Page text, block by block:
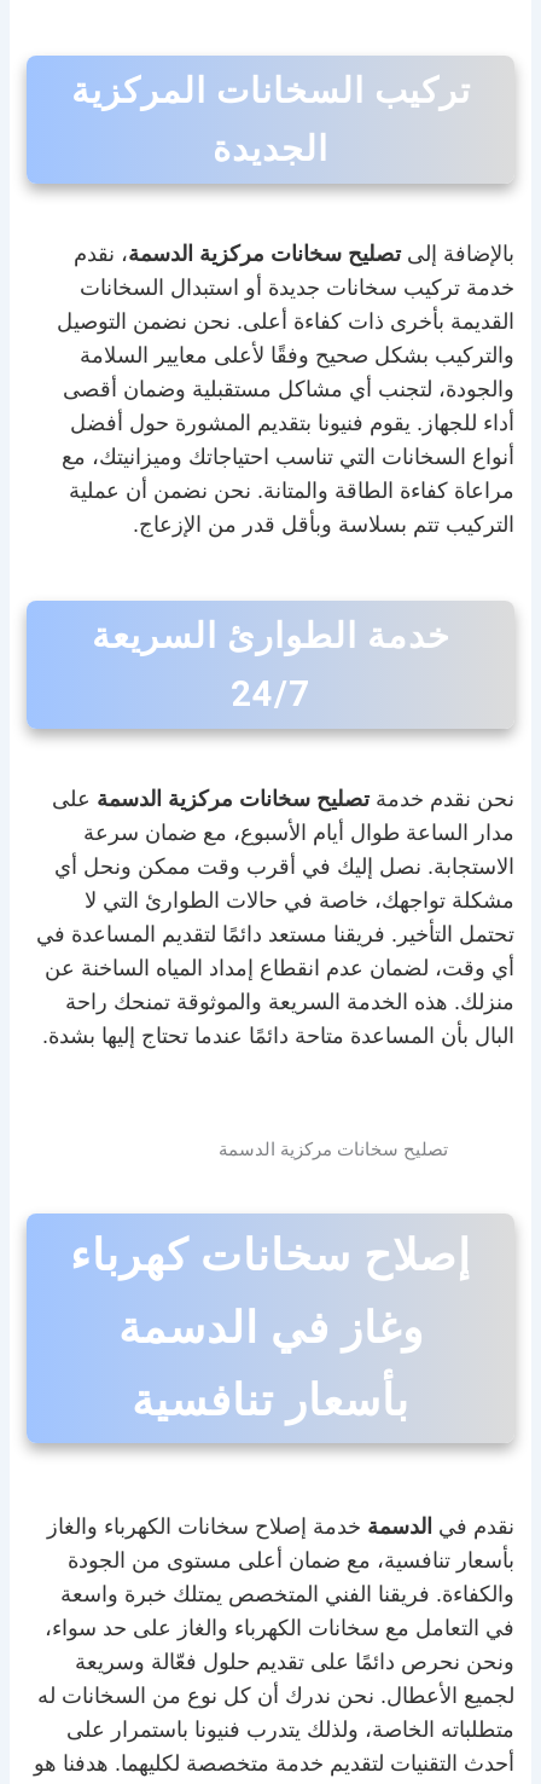
تركيب السخانات المركزية
الجديدة
بالإضافة إلىتصليح سخانات مركزية الدسمة، نقدم
خدمة تركيب سخانات جديدة أو استبدال السخانات
القديمة بأخرى ذات كفاءة أعلى. نحن نضمن التوصيل
والتركيب بشكل صحيح وفقًا لأعلى معايير السلامة
والجودة، لتجنب أي مشاكل مستقبلية وضمان أقصى
أداء للجهاز. يقوم فنيونا بتقديم المشورة حول أفضل
أنواع السخانات التي تناسب احتياجاتك وميزانيتك، مع
مراعاة كفاءة الطاقة والمتانة. نحن نضمن أن عملية
التركيب تتم بسلاسة وبأقل قدر من الإزعاج.
خدمة الطوارئ السريعة
24/7
نحن نقدم خدمةتصليح سخانات مركزية الدسمة على
مدار الساعة طوال أيام الأسبوع، مع ضمان سرعة
الاستجابة. نصل إليك في أقرب وقت ممكن ونحل أي
مشكلة تواجهك، خاصة في حالات الطوارئ التي لا
تحتمل التأخير. فريقنا مستعد دائمًا لتقديم المساعدة في
أي وقت، لضمان عدم انقطاع إمداد المياه الساخنة عن
منزلك. هذه الخدمة السريعة والموثوقة تمنحك راحة
البال بأن المساعدة متاحة دائمًا عندما تحتاج إليها بشدة.
تصليح سخانات مركزية الدسمة
إصلاح سخانات كهرباء
وغاز في الدسمة
بأسعار تنافسية
نقدم في الدسمة خدمة إصلاح سخانات الكهرباء والغاز
بأسعار تنافسية، مع ضمان أعلى مستوى من الجودة
والكفاءة. فريقنا الفني المتخصص يمتلك خبرة واسعة
في التعامل مع سخانات الكهرباء والغاز على حد سواء،
ونحن نحرص دائمًا على تقديم حلول فعّالة وسريعة
لجميع الأعطال. نحن ندرك أن كل نوع من السخانات له
متطلباته الخاصة، ولذلك يتدرب فنيونا باستمرار على
أحدث التقنيات لتقديم خدمة متخصصة لكليهما. هدفنا هو